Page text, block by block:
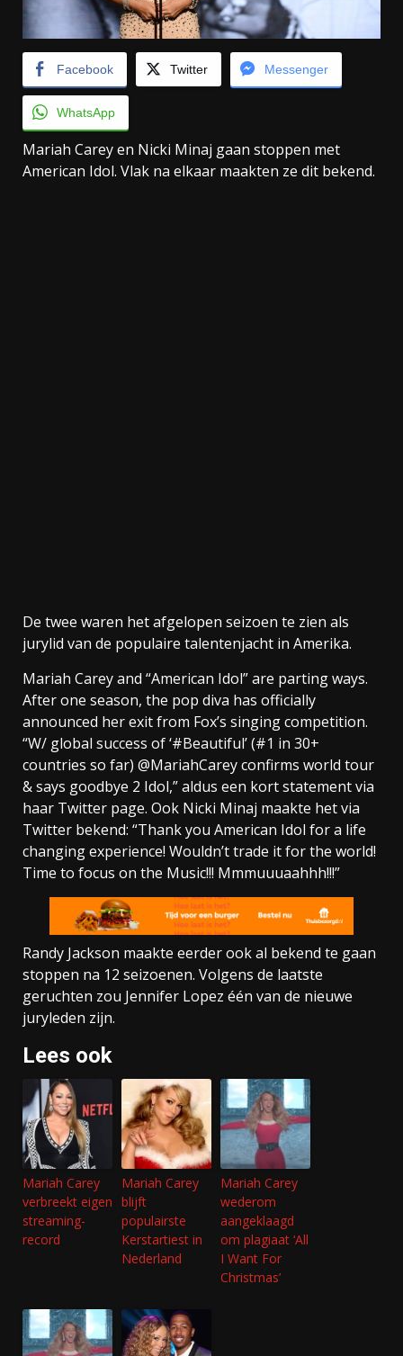
Facebook Twitter Messenger
WhatsApp
Mariah Carey en Nicki Minaj gaan stoppen met
American Idol. Vlak na elkaar maakten ze dit bekend.
De twee waren het afgelopen seizoen te zien als
jurylid van de populaire talentenjacht in Amerika.
Mariah Carey and “American Idol” are parting ways.
After one season, the pop diva has officially
announced her exit from Fox’s singing competition.
“W/ global success of ‘#Beautiful’ (#1 in 30+
countries so far) @MariahCarey confirms world tour
& says goodbye 2 Idol,” aldus een kort statement via
haar Twitter page. Ook Nicki Minaj maakte het via
Twitter bekend: “Thank you American Idol for a life
changing experience! Wouldn’t trade it for the world!
Time to focus on the Music!!! Mmmuuuaahhh!!!”
Randy Jackson maakte eerder ook al bekend te gaan
stoppen na 12 seizoenen. Volgens de laatste
geruchten zou Jennifer Lopez één van de nieuwe
juryleden zijn.
Lees ook
Mariah Carey
verbreekt eigen
streaming-
record
Mariah Carey
blijft
populairste
Kerstartiest in
Nederland
Mariah Carey
wederom
aangeklaagd
om plagiaat ‘All
I Want For
Christmas’